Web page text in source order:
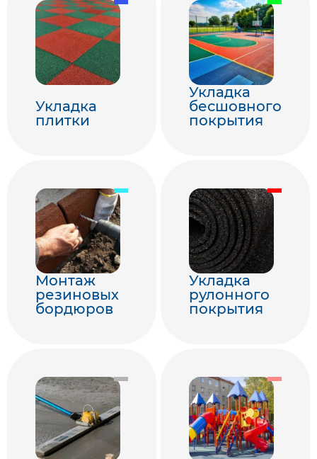
Укладка
плитки
Укладка
бесшовного
покрытия
Монтаж
резиновых
бордюров
Укладка
рулонного
покрытия